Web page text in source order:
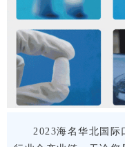
2023海名华北国际